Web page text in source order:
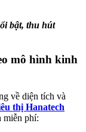
bật, thu hút
mô hình kinh
về diện tích và
thị Hanatech
miễn phí: